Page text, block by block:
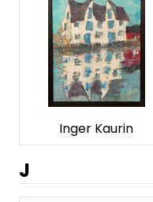
Inger Kaurin
J